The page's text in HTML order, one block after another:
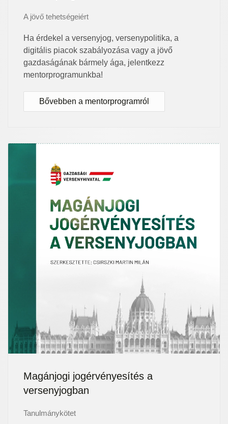
A jövő tehetségeiért
Ha érdekel a versenyjog, versenypolitika, a
digitális piacok szabályozása vagy a jövő
gazdaságának bármely ága, jelentkezz
mentorprogramunkba!
Bővebben a mentorprogramról
Magánjogi jogérvényesítés a
versenyjogban
Tanulmánykötet